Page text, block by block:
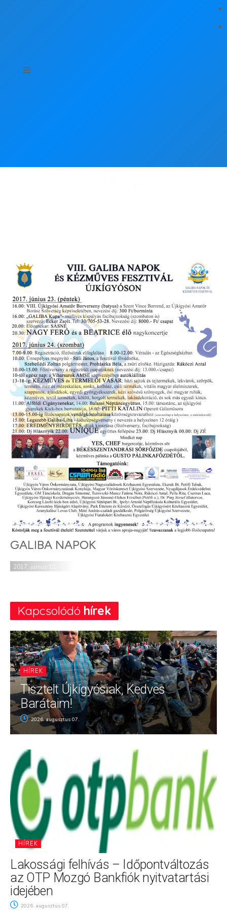
GALIBA NAPOK
2017. június 01.
Kapcsolódó hírek
HÍREK
Tisztelt Újkígyósiak, Kedves
Barátaim!
2026. augusztus 07.
HÍREK
Lakossági felhívás – Időpontváltozás
az OTP Mozgó Bankfiók nyitvatartási
idejében
2026. augusztus 07.